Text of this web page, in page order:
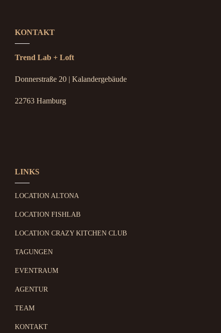
KONTAKT
Trend Lab + Loft
Donnerstraße 20 | Kalandergebäude
22763 Hamburg
LINKS
LOCATION ALTONA
LOCATION FISHLAB
LOCATION CRAZY KITCHEN CLUB
TAGUNGEN
EVENTRAUM
AGENTUR
TEAM
KONTAKT